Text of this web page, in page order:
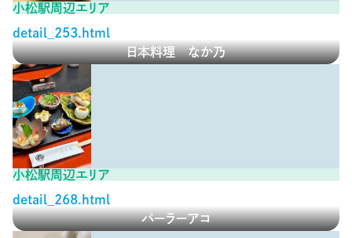
小松駅周辺エリア
detail_253.html
日本料理 なか乃
小松駅周辺エリア
detail_268.html
パーラーアコ